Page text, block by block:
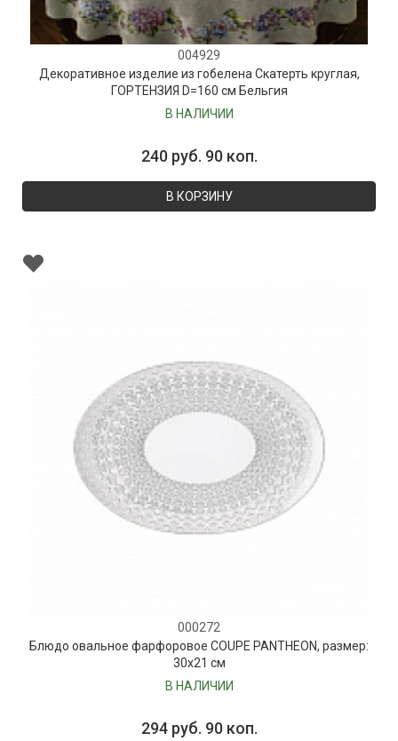
004929
Декоративное изделие из гобелена Скатерть круглая,
ГОРТЕНЗИЯ D=160 см Бельгия
В НАЛИЧИИ
240 руб. 90 коп.
В КОРЗИНУ
000272
Блюдо овальное фарфоровое COUPE PANTHEON, размер:
30х21 см
В НАЛИЧИИ
294 руб. 90 коп.